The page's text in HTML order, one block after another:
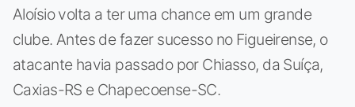
Aloísio volta a ter uma chance em um grande
clube. Antes de fazer sucesso no Figueirense, o
atacante havia passado por Chiasso, da Suíça,
Caxias-RS e Chapecoense-SC.